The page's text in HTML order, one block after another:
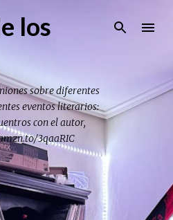
principal
los
sobre diferentes
eventos literarios:
con el autor,
3qaaRIC